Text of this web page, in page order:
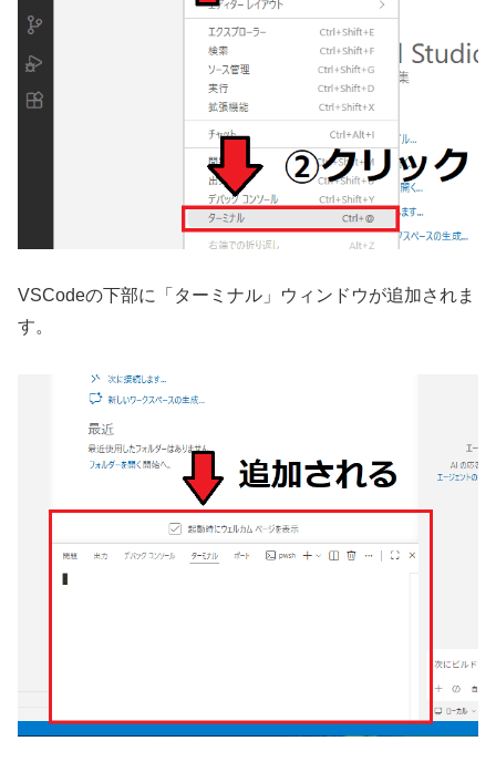
VSCodeの下部に「ターミナル」ウィンドウが追加されま
す。